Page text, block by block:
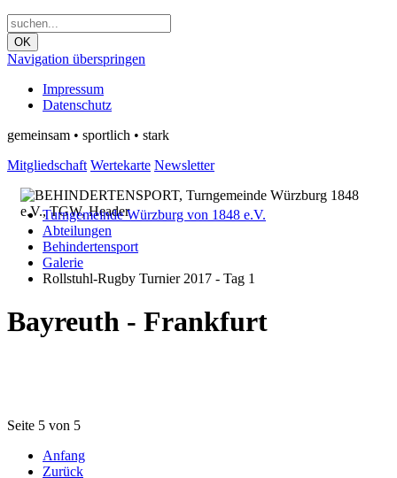
OK
Navigation überspringen
Impressum
Datenschutz
gemeinsam • sportlich • stark
Mitgliedschaft Wertekarte Newsletter
Turngemeinde Würzburg von 1848 e.V.
Abteilungen
Behindertensport
Galerie
Rollstuhl-Rugby Turnier 2017 - Tag 1
Bayreuth - Frankfurt
Seite 5 von 5
Anfang
Zurück